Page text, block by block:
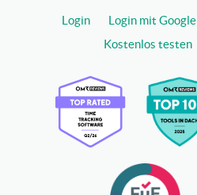
Login Login mit Google
Kostenlos testen